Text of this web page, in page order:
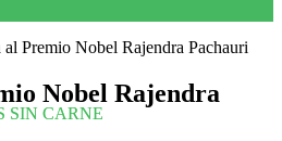
SIN CARNE
al Premio Nobel Rajendra Pachauri
Nobel Rajendra